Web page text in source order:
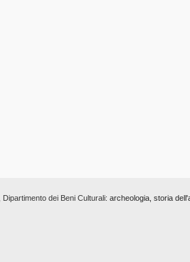
Dipartimento dei Beni Culturali: archeologia, storia